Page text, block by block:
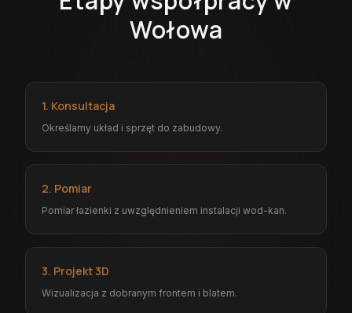
Wołowa
1. Konsultacja
Określamy układ i sprzęt do zabudowy.
2. Pomiar
Pomiar łazienki z uwzględnieniem instalacji wod-kan.
3. Projekt 3D
Wizualizacja z dobranym frontem i blatem.